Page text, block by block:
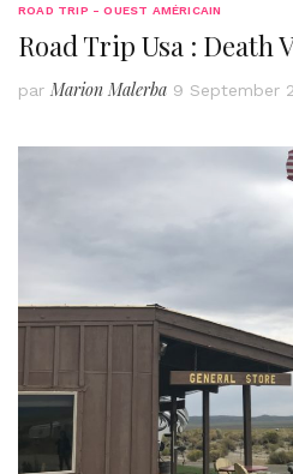
ROAD TRIP - OUEST AMÉRICAIN
Road Trip Usa : Death
par Marion Malerba 9 September